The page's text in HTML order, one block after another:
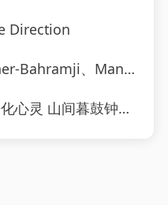
Direction
Moor、Bashir、Zhubin Kalhor、Sudha
山间暮鼓钟声-糖喵心理